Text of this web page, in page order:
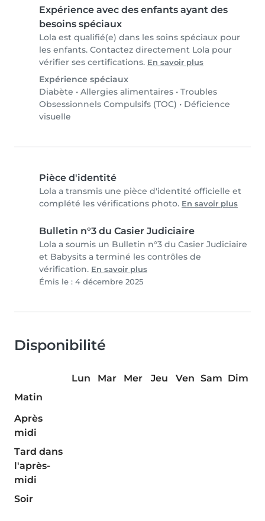
Expérience avec des enfants ayant des
besoins spéciaux
Lola est qualifié(e) dans les soins spéciaux pour
les enfants. Contactez directement Lola pour
vérifier ses certifications. En savoir plus
Expérience spéciaux
Diabète • Allergies alimentaires • Troubles
Obsessionnels Compulsifs (TOC) • Déficience
visuelle
Pièce d'identité
Lola a transmis une pièce d'identité officielle et
complété les vérifications photo. En savoir plus
Bulletin n°3 du Casier Judiciaire
Lola a soumis un Bulletin n°3 du Casier Judiciaire
et Babysits a terminé les contrôles de
vérification. En savoir plus
Émis le : 4 décembre 2025
Disponibilité
Lun Mar Mer Jeu Ven Sam Dim
Matin
Après
midi
Tard dans
l'après-
midi
Soir